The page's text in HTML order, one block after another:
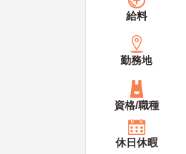
給料
勤務地
資格/職種
休日休暇